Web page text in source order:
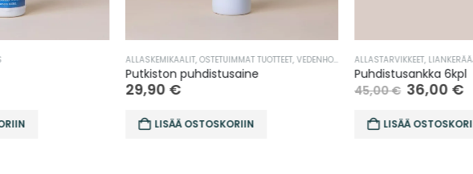
ALLASKEMIKAALIT,OSTETUIMMAT TUOTTEET,VEDENHOITO
Putkiston puhdistusaine
€
LISÄÄ OSTOSKORIIN
ALLASTARVIKKEET,LIANKERÄÄJÄT,
Puhdistusankka 6kpl
36,00€
LISÄÄ OSTOSKORIIN